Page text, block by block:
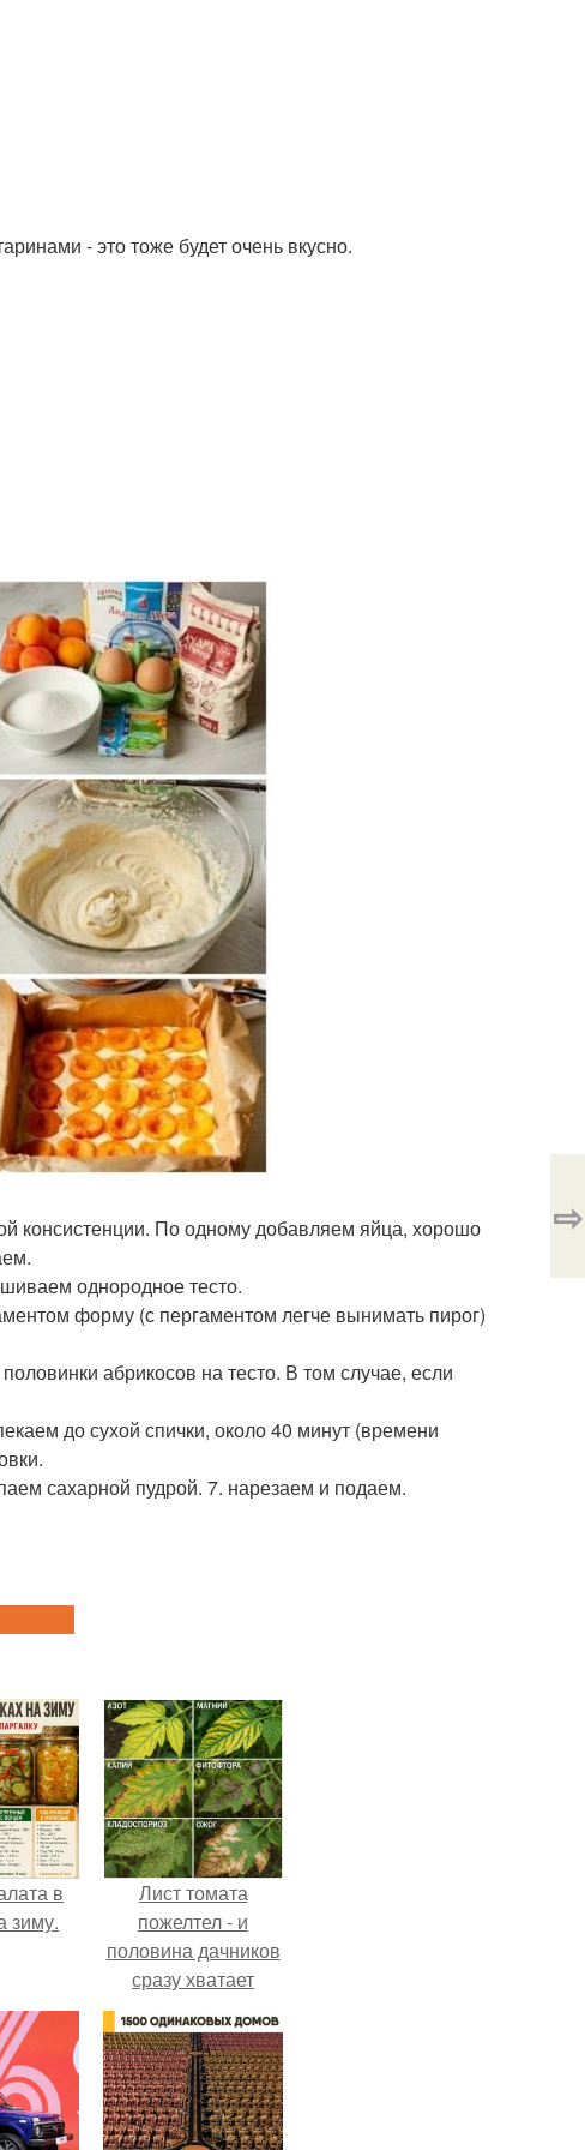
- это тоже будет очень вкусно.
консистенции. По одному добавляем яйца, хорошо
однородное тесто.
форму (с пергаментом легче вынимать пирог)
абрикосов на тесто. В том случае, если
до сухой спички, около 40 минут (времени
сахарной пудрой. 7. нарезаем и подаем.
⇨
в
зиму.
Лист томата
пожелтел - и
половина дачников
сразу хватает